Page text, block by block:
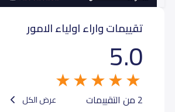
تقييمات واراء اولياء الامور
5.0
2 من التقييمات عرض الكل